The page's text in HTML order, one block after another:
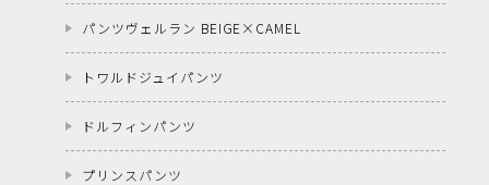
パンツヴェルラン BEIGE×CAMEL
トワルドジュイパンツ
ドルフィンパンツ
プリンスパンツ